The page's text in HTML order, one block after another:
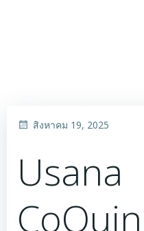
สิงหาคม 19, 2025
Usana